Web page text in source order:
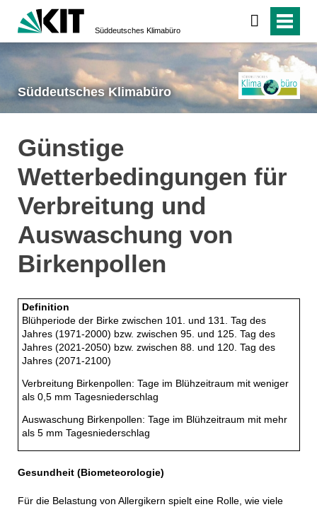
Süddeutsches Klimabüro
Süddeutsches Klimabüro
Günstige
Wetterbedingungen für
Verbreitung und
Auswaschung von
Birkenpollen
Definition
Blühperiode der Birke zwischen 101. und 131. Tag des
Jahres (1971-2000) bzw. zwischen 95. und 125. Tag des
Jahres (2021-2050) bzw. zwischen 88. und 120. Tag des
Jahres (2071-2100)
Verbreitung Birkenpollen: Tage im Blühzeitraum mit weniger
als 0,5 mm Tagesniederschlag
Auswaschung Birkenpollen: Tage im Blühzeitraum mit mehr
als 5 mm Tagesniederschlag
Gesundheit (Biometeorologie)
Für die Belastung von Allergikern spielt eine Rolle, wie viele